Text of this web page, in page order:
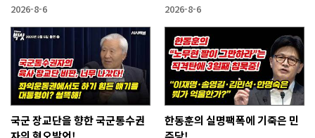
2026-8-6 2026-8-6
국군 장교단을 향한 국군통수권
한동훈의 실명팩폭에 기죽은 민